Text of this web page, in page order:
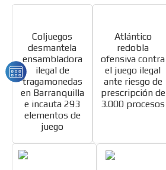
Coljuegos
desmantela
ensambladora
ilegal de
tragamonedas
en Barranquilla
e incauta 293
elementos de
juego
Atlántico
redobla
ofensiva contra
el juego ilegal
ante riesgo de
prescripción de
3.000 procesos